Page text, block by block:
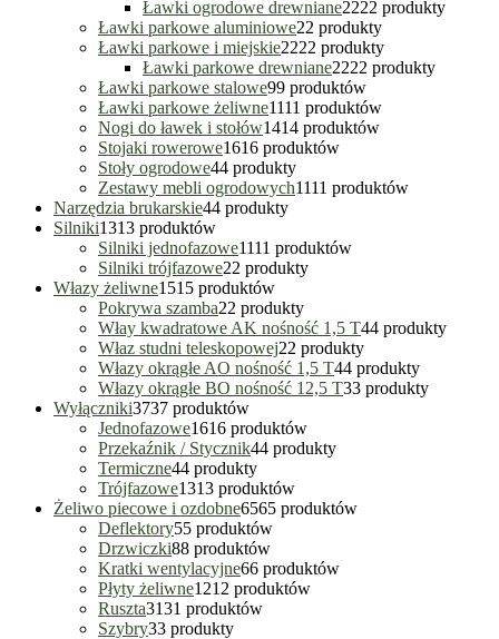
Ławki ogrodowe drewniane2222 produkty
Ławki parkowe aluminiowe22 produkty
Ławki parkowe i miejskie2222 produkty
Ławki parkowe drewniane2222 produkty
Ławki parkowe stalowe99 produktów
Ławki parkowe żeliwne1111 produktów
Nogi do ławek i stołów1414 produktów
Stojaki rowerowe1616 produktów
Stoły ogrodowe44 produkty
Zestawy mebli ogrodowych1111 produktów
Narzędzia brukarskie44 produkty
Silniki1313 produktów
Silniki jednofazowe1111 produktów
Silniki trójfazowe22 produkty
Włazy żeliwne1515 produktów
Pokrywa szamba22 produkty
Włay kwadratowe AK nośność 1,5 T44 produkty
Właz studni teleskopowej22 produkty
Włazy okrągłe AO nośność 1,5 T44 produkty
Włazy okrągłe BO nośność 12,5 T33 produkty
Wyłączniki3737 produktów
Jednofazowe1616 produktów
Przekaźnik / Stycznik44 produkty
Termiczne44 produkty
Trójfazowe1313 produktów
Żeliwo piecowe i ozdobne6565 produktów
Deflektory55 produktów
Drzwiczki88 produktów
Kratki wentylacyjne66 produktów
Płyty żeliwne1212 produktów
Ruszta3131 produktów
Szybry33 produkty